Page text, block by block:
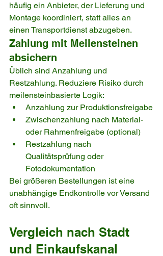
häufig ein Anbieter, der Lieferung und
Montage koordiniert, statt alles an
einen Transportdienst abzugeben.
Zahlung mit Meilensteinen
absichern
Üblich sind Anzahlung und
Restzahlung. Reduziere Risiko durch
meilensteinbasierte Logik:
Anzahlung zur Produktionsfreigabe
Zwischenzahlung nach Material-
oder Rahmenfreigabe (optional)
Restzahlung nach
Qualitätsprüfung oder
Fotodokumentation
Bei größeren Bestellungen ist eine
unabhängige Endkontrolle vor Versand
oft sinnvoll.
Vergleich nach Stadt
und Einkaufskanal